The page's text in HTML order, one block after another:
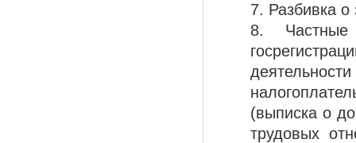
7. Разбивка о
8. Частные
(выписка о
трудовых